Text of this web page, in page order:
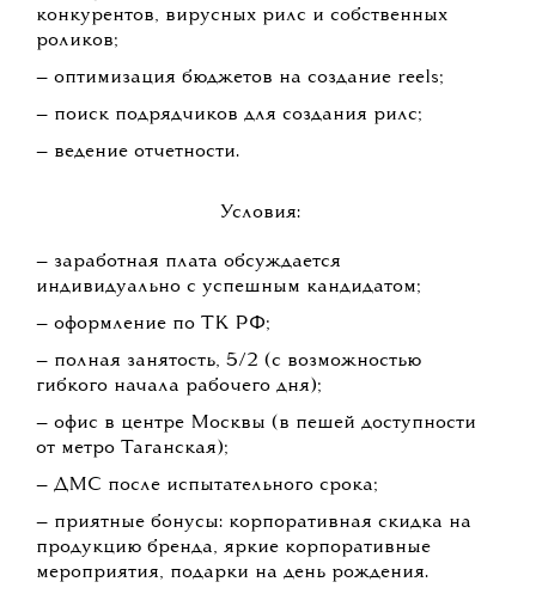
конкурентов, вирусных рилс и собственных
роликов;
— оптимизация бюджетов на создание reels;
— поиск подрядчиков для создания рилс;
— ведение отчетности.
Условия:
— заработная плата обсуждается
индивидуально с успешным кандидатом;
— оформление по ТК РФ;
— полная занятость, 5/2 (с возможностью
гибкого начала рабочего дня);
— офис в центре Москвы (в пешей доступности
от метро Таганская);
— ДМС после испытательного срока;
— приятные бонусы: корпоративная скидка на
продукцию бренда, яркие корпоративные
мероприятия, подарки на день рождения.